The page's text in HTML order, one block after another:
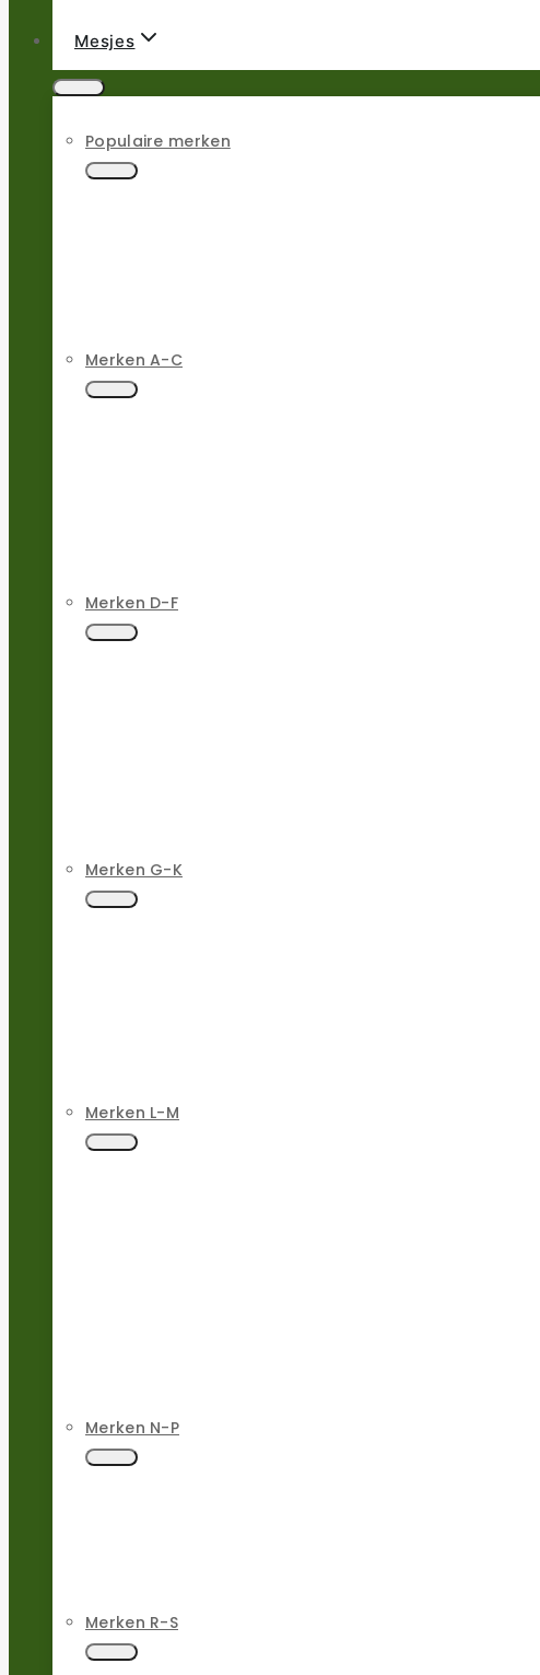
Mesjes
Populaire merken
Merken A-C
Merken D-F
Merken G-K
Merken L-M
Merken N-P
Merken R-S